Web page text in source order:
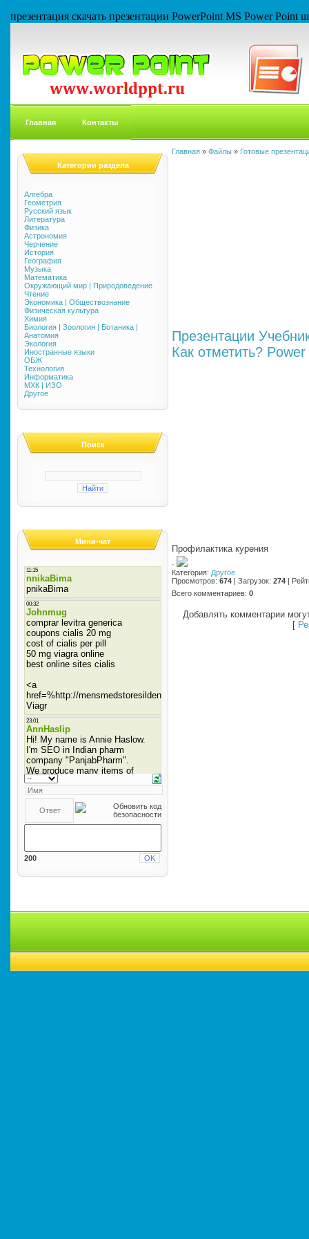
презентация скачать презентации PowerPoint MS Power
Главная Контакты
Категории раздела
Алгебра
Геометрия
Русский язык
Литература
Физика
Астрономия
Черчение
История
География
Музыка
Математика
Окружающий мир | Природоведение
Чтение
Экономика | Обществознание
Физическая культура
Химия
Биология | Зоология | Ботаника |
Анатомия
Экология
Иностранные языки
ОБЖ
Технология
Информатика
МХК | ИЗО
Другое
Поиск
Мини-чат
200
Главная » Файлы » Готовые
Презентации
Как отметить?
Профилактика курения
·
Категория: Другое
Просмотров: 674 | Загрузок: 274 |
Всего комментариев: 0
Добавлять комментарии
[